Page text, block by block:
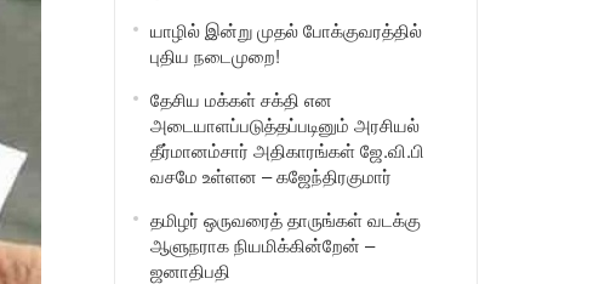
யாழில் இன்று முதல் போக்குவரத்தில்
புதிய நடைமுறை!
தேசிய மக்கள் சக்தி என
அடையாளப்படுத்தப்படினும் அரசியல்
தீர்மானம்சார் அதிகாரங்கள் ஜே.வி.பி
வசமே உள்ளன – கஜேந்திரகுமார்
தமிழர் ஒருவரைத் தாருங்கள் வடக்கு
ஆளுநராக நியமிக்கின்றேன் –
ஜனாதிபதி